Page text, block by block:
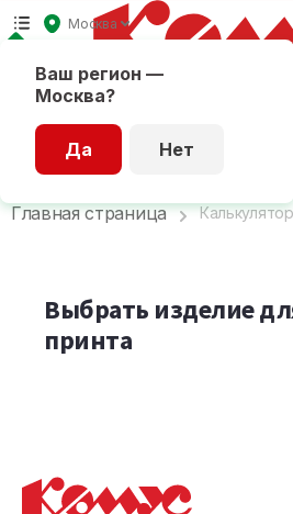
Москва
Ваш регион —
Москва?
Да Нет
Главная страница Калькулятор
Выбрать изделие
принта